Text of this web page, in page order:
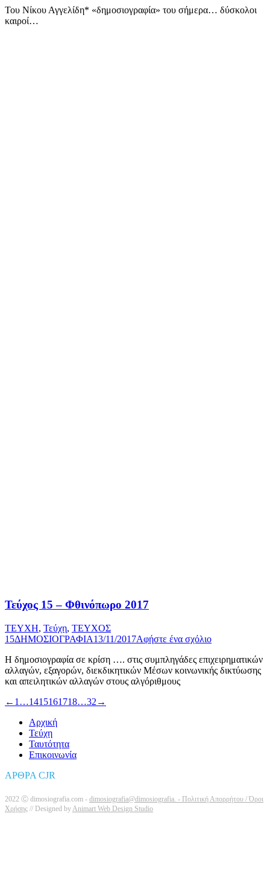
Του Νίκου Αγγελίδη* «δημοσιογραφία» του σήμερα… δύσκολοι
καιροί…
Τεύχος 15 – Φθινόπωρο 2017
ΤΕΥΧΗ, Τεύχη, ΤΕΥΧΟΣ
15ΔΗΜΟΣΙΟΓΡΑΦΙΑ13/11/2017Αφήστε ένα σχόλιο
Η δημοσιογραφία σε κρίση …. στις συμπληγάδες επιχειρηματικών
αλλαγών, εξαγορών, διεκδικητικών Μέσων κοινωνικής δικτύωσης
και απειλητικών αλλαγών στους αλγόριθμους
← 1 …1415161718…32 →
Αρχική
Τεύχη
Ταυτότητα
Επικοινωνία
ΑΡΘΡΑ CJR
2022 Ⓒ dimosiografia.com - dimosiografia@dimosiografia. - Πολιτική Απορρήτου / Όροι
Χρήσης // Designed byAnimart Web Design Studio